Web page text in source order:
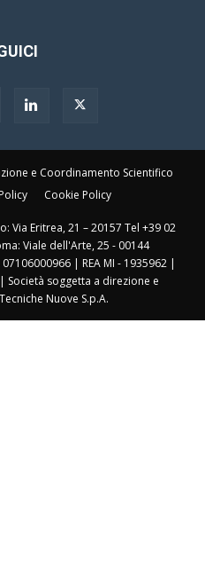
e Coordinamento Scientifico
Cookie Policy
Via Eritrea, 21 – 20157 Tel +39 02
Viale dell'Arte, 25 - 00144
| REA MI - 1935962 |
Società soggetta a direzione e
Nuove S.p.A.